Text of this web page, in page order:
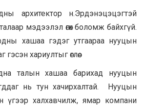
архитектор н.Эрдэнэцэцэгтэй
мэдээлэл өгөх боломж байхгүй.
хашаа гэдэг утгаараа нууцын
хариултыг өглөө.
талын хашаа барихад нууцын
нь тун хачирхалтай. Нууцын
үгээр халхавчилж, ямар компани